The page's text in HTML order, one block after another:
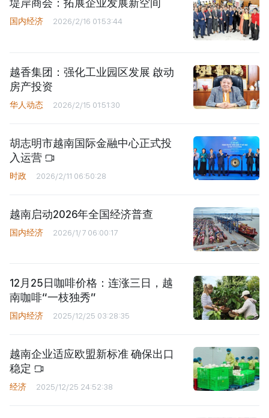
堤岸商会：拓展企业发展新空间
国内经济 2026/2/16 01:53:44
越香集团：强化工业园区发展 啟动
房产投资
华人动态 2026/2/15 01:51:30
胡志明市越南国际金融中心正式投
入运营
时政 2026/2/11 06:50:28
越南启动2026年全国经济普查
国内经济 2026/1/7 06:00:17
12月25日咖啡价格：连涨三日，越
南咖啡“一枝独秀”
国内经济 2025/12/25 03:28:35
越南企业适应欧盟新标准 确保出口
稳定
经济 2025/12/25 24:52:38